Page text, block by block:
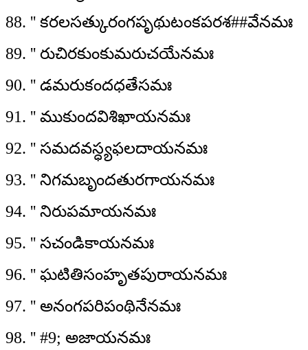
88. '' కరలసత్కురంగపృథుటంకపరశ##వేనమః
89. '' రుచిరకుంకుమరుచయేనమః
90. '' డమరుకందధతేసమః
91. '' ముకుందవిశిఖాయనమః
92. '' సమదవస్ధ్యఫలదాయనమః
93. '' నిగమబృందతురగాయనమః
94. '' నిరుపమాయనమః
95. '' సచండికాయనమః
96. '' ఘటితిసంహృతపురాయనమః
97. '' అనంగపరిపంథినేనమః
98. '' #9; అజాయనమః